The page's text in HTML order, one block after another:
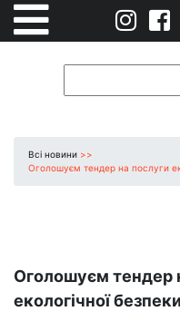
Всі новини >>
Оголошуєм тендер на послуги
Оголошуєм тендер
екологічної безпеки